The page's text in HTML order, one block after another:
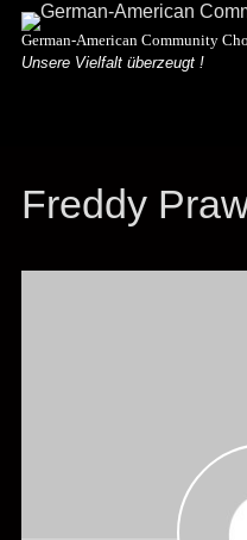
German-American Community
Unsere Vielfalt überzeugt !
Freddy